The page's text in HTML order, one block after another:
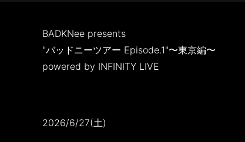
BADKNee presents
"バッドニーツアー Episode.1"〜東京編〜
powered by INFINITY LIVE
2026/6/27(土)